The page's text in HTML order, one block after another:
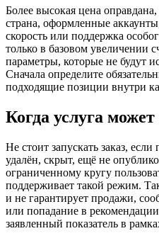
Более высокая цена
страна, оформленные
скорость или поддержка
только в базовом увеличении
параметры, которые не будут
Сначала определите
подходящие позиции внутри
Когда услуга
Не стоит запускать заказ,
удалён, скрыт, ещё не
ограниченному кругу
поддерживает такой режим.
и не гарантирует продажи,
или попадание в
заявленный показатель в